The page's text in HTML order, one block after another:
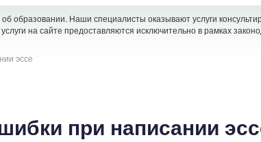
Наши специалисты оказывают услуги
на сайте предоставляются исключительно в рамках
эссе
при написании